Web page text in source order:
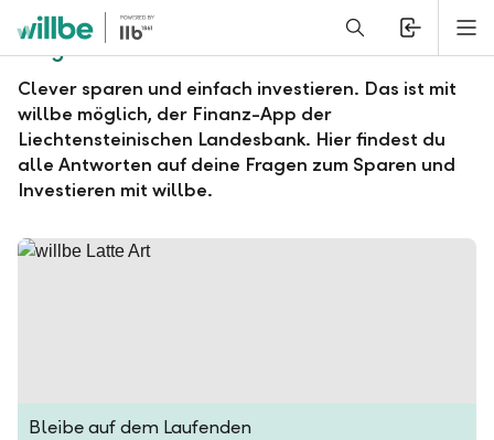
Alerts.Headline
Fragen und Antworten zu willbe
Clever sparen und einfach investieren. Das ist mit
willbe möglich, der Finanz-App der
Liechtensteinischen Landesbank. Hier findest du
alle Antworten auf deine Fragen zum Sparen und
Investieren mit willbe.
Bleibe auf dem Laufenden